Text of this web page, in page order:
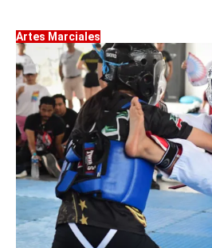
Artes Marciales